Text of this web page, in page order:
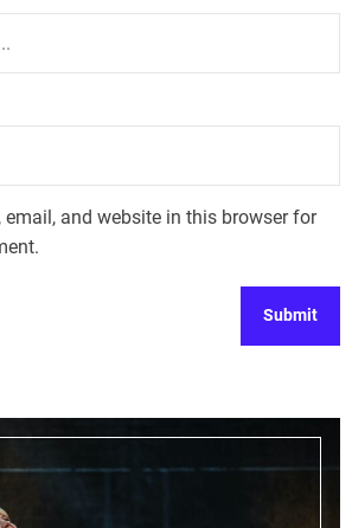
email, and website in this browser for